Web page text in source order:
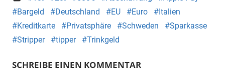
Bargeld
Deutschland EU Euro
Italien
Kreditkarte
Privatsphäre Schweden
Sparkasse
Stripper
tipper Trinkgeld
SCHREIBE EINEN KOMMENTAR